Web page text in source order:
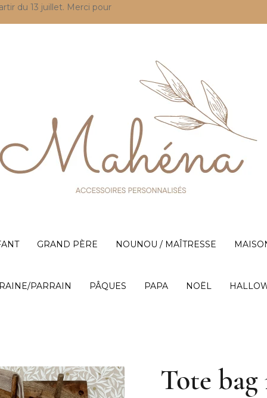
du 13 juillet. Merci pour
GRAND PÈRE NOUNOU / MAÎTRESSE
PARRAIN PÂQUES PAPA NOËL
Tote bag